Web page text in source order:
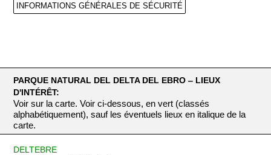
INFORMATIONS GÉNÉRALES DE SÉCURITÉ
PARQUE NATURAL DEL DELTA DEL EBRO ‒ LIEUX
D'INTÉRÊT:
Voir sur la carte. Voir ci-dessous, en vert (classés
alphabétiquement), sauf les éventuels lieux en italique de la
carte.
DELTEBRE